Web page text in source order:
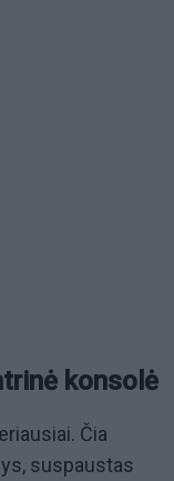
konsolė
Čia
suspaustas